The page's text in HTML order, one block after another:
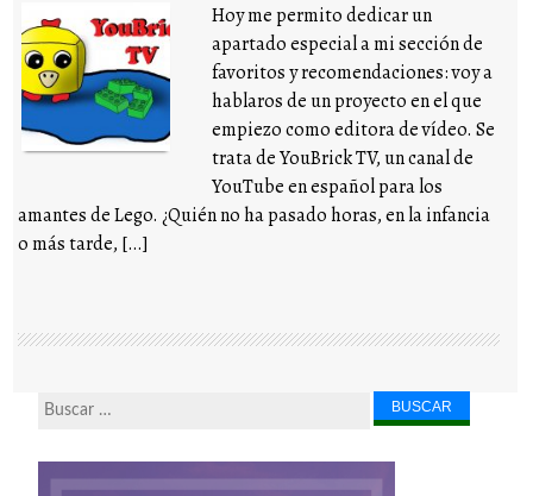
Hoy me permito dedicar un
apartado especial a mi sección de
favoritos y recomendaciones: voy a
hablaros de un proyecto en el que
empiezo como editora de vídeo. Se
trata de YouBrick TV, un canal de
YouTube en español para los
amantes de Lego. ¿Quién no ha pasado horas, en la infancia
o más tarde, […]
Buscar...